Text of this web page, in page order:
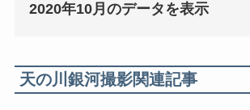
2020年10月のデータを表示
天の川銀河撮影関連記事